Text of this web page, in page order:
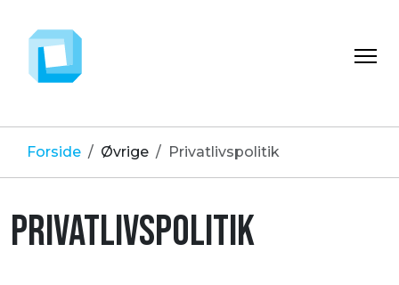
Forside Øvrige Privatlivspolitik
PRIVATLIVSPOLITIK